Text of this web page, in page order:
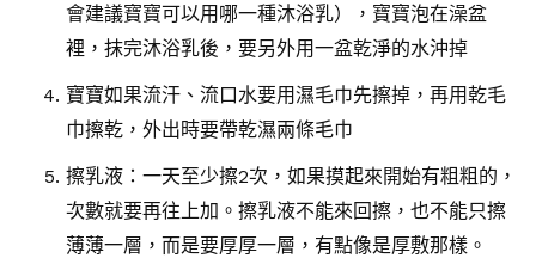
會建議寶寶可以用哪一種沐浴乳），寶寶泡在澡盆
裡，抹完沐浴乳後，要另外用一盆乾淨的水沖掉
寶寶如果流汗、流口水要用濕毛巾先擦掉，再用乾毛
巾擦乾，外出時要帶乾濕兩條毛巾
擦乳液：一天至少擦2次，如果摸起來開始有粗粗的，
次數就要再往上加。擦乳液不能來回擦，也不能只擦
薄薄一層，而是要厚厚一層，有點像是厚敷那樣。